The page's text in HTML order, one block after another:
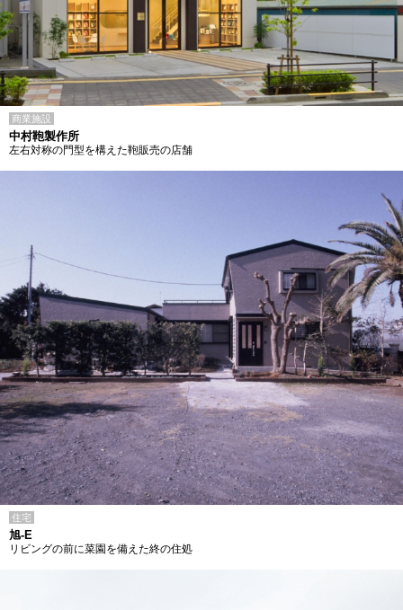
商業施設
中村鞄製作所
左右対称の門型を構えた鞄販売の店舗
住宅
旭-E
リビングの前に菜園を備えた終の住処